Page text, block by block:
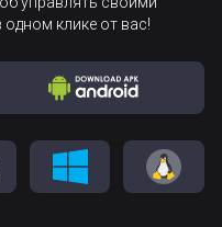
клике от вас!